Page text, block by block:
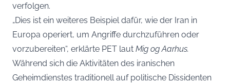
verfolgen.
„Dies ist ein weiteres Beispiel dafür, wie der Iran in
Europa operiert, um Angriffe durchzuführen oder
vorzubereiten“, erklärte PET laut Mig og Aarhus.
Während sich die Aktivitäten des iranischen
Geheimdienstes traditionell auf politische Dissidenten